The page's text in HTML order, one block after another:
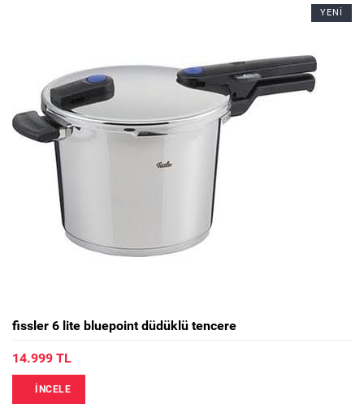
YENİ
fissler 6 lite bluepoint düdüklü tencere
14.999 TL
İNCELE